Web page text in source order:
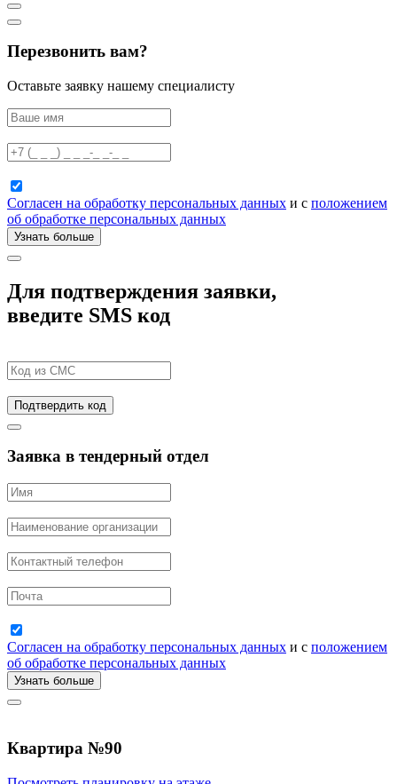
Перезвонить вам?
Оставьте заявку нашему специалисту
Согласен на обработку персональных данных и с положением
об обработке персональных данных
Узнать больше
Для подтверждения заявки,
введите SMS код
Подтвердить код
Заявка в тендерный отдел
Согласен на обработку персональных данных и с положением
об обработке персональных данных
Узнать больше
Квартира №90